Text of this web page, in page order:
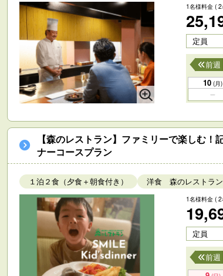
1名様料金 (
定員
前週
10 (月)
【森のレストラン】ファミリーで楽しむ
ナーコースプラン
１泊２食（夕食＋朝食付き） 洋食 森のレストラン
1名様料金 (
定員
前週